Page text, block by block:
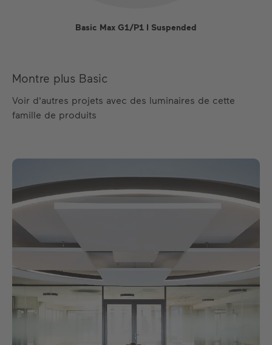
Basic Max G1/P1 I Suspended
Montre plus Basic
Voir d'autres projets avec des luminaires de cette
famille de produits